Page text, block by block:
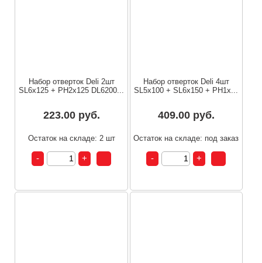
Набор отверток Deli 2шт
SL6x125 + PH2x125 DL6200...
223.00 руб.
Остаток на складе: 2 шт
Набор отверток Deli 4шт
SL5x100 + SL6x150 + PH1x...
409.00 руб.
Остаток на складе: под заказ